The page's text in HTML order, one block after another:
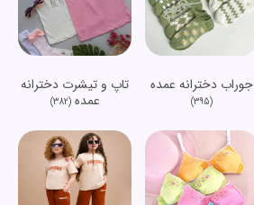
جوراب دخترانه عمده
(395)
تاپ و تیشرت دخترانه
عمده(382)